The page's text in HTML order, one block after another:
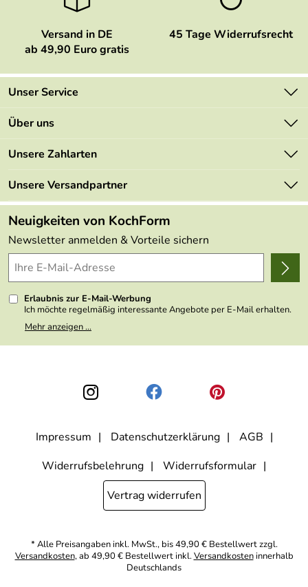
Versand in DE
ab 49,90 Euro gratis
45 Tage Widerrufsrecht
Unser Service
Kontakt
Mehrwertsteuerfrei
Retourenportal
FAQs
Lieferbedingungen
Delivery Terms
Kundenlogin
Über uns
Marken
Angebote
Made in Germany
Themen
Wir über uns
Presse
Unsere Zahlarten
Unsere Versandpartner
Neuigkeiten von KochForm
Newsletter anmelden & Vorteile sichern
Erlaubnis zur E-Mail-Werbung
Ich möchte regelmäßig interessante Angebote per E-Mail erhalten.
Meine E-Mail-Adresse wird nicht an andere Unternehmen
weitergegeben. Zu statistischen Zwecken wird in anonymer Form
den Link "Abmelden" am Ende des Newsletters anklicke oder die
Option Newsletter im Mitgliederbereich deaktiviere. Die
Datenschutzerklärung
habe ich zur Kenntnis genommen.
Mehr anzeigen ...
Impressum Datenschutzerklärung
AGB
Widerrufsbelehrung
Widerrufsformular
Vertrag widerrufen
* Alle Preisangaben inkl. MwSt., bis 49,90 € Bestellwert zzgl.
Versandkosten, ab 49,90 € Bestellwert inkl.Versandkosteninnerhalb
Deutschlands